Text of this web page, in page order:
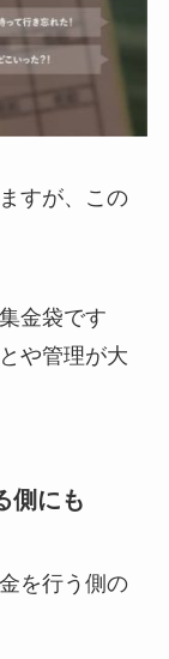
すが、この
金袋です
や管理が大
側にも
を行う側の